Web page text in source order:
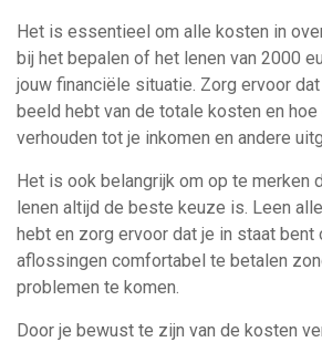
Het is essentieel om alle kosten in
bij het bepalen of het lenen van 2000
jouw financiële situatie. Zorg ervoor
beeld hebt van de totale kosten en
verhouden tot je inkomen en andere
Het is ook belangrijk om op te merken
lenen altijd de beste keuze is. Leen
hebt en zorg ervoor dat je in staat bent
aflossingen comfortabel te betalen
problemen te komen.
Door je bewust te zijn van de kosten